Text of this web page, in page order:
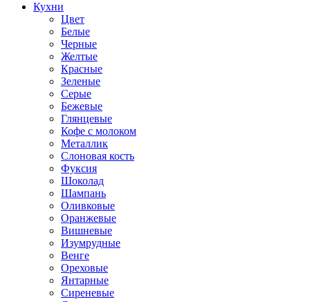
Кухни
Цвет
Белые
Черные
Желтые
Красные
Зеленые
Серые
Бежевые
Глянцевые
Кофе с молоком
Металлик
Слоновая кость
Фуксия
Шоколад
Шампань
Оливковые
Оранжевые
Вишневые
Изумрудные
Венге
Ореховые
Янтарные
Сиреневые